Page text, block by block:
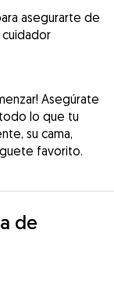
asegurarte de
Asegúrate
lo que tu
su cama,
favorito.
de